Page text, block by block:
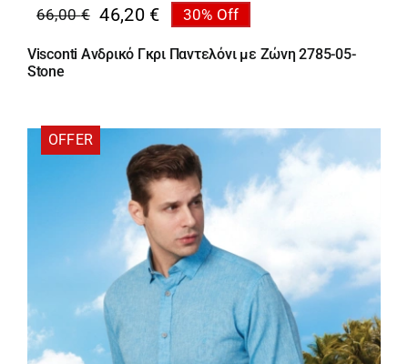
66,00€
Original
price
was:
46,20 €
Η
τρέχουσα
τιμή
30% Off
Visconti Ανδρικό Γκρι Παντελόνι με Ζώνη 2785-05-
Stone
OFFER